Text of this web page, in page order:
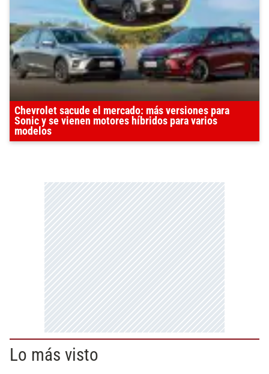
Chevrolet sacude el mercado: más versiones para
Sonic y se vienen motores híbridos para varios
modelos
Lo más visto